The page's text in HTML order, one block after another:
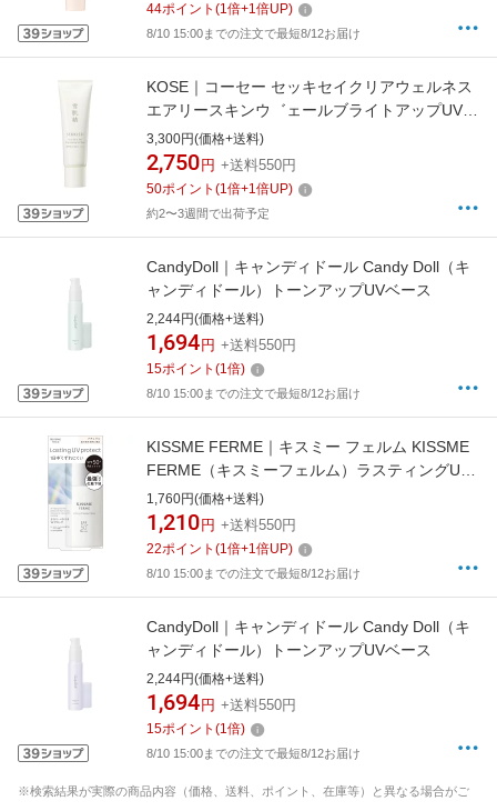
44ポイント (1倍+1倍UP)
8/10 15:00までの注文で最短8/12お届け
KOSE｜コーセー セッキセイクリアウェルネス
エアリースキンウ゛ェールブライトアップUVベ
ース
3,300円(価格+送料)
2,750 円 +送料550円
50ポイント (1倍+1倍UP)
約2〜3週間で出荷予定
CandyDoll｜キャンディドール Candy Doll（キ
ャンディドール）トーンアップUVベース
2,244円(価格+送料)
1,694 円 +送料550円
15ポイント (1倍)
8/10 15:00までの注文で最短8/12お届け
KISSME FERME｜キスミー フェルム KISSME
FERME（キスミーフェルム）ラスティングUV
プロテクトベース 28mL ナチュラル
1,760円(価格+送料)
1,210 円 +送料550円
22ポイント (1倍+1倍UP)
8/10 15:00までの注文で最短8/12お届け
CandyDoll｜キャンディドール Candy Doll（キ
ャンディドール）トーンアップUVベース
2,244円(価格+送料)
1,694 円 +送料550円
15ポイント (1倍)
8/10 15:00までの注文で最短8/12お届け
※検索結果が実際の商品内容（価格、送料、ポイント、在庫等）と異なる場合がご